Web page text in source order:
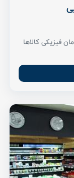
فیزیکی کالاها